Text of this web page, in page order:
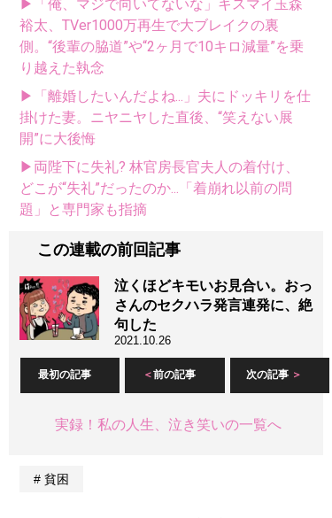
▶「俺、マジで向いてないな」キスマイ玉森
裕太、TVer1000万再生で大ブレイクの裏
側。“後輩の脇道”や“2ヶ月で10キロ減量”を乗
り越えた執念
▶「離婚したいんだよね...」夫にドッキリを仕
掛けた妻。ニヤニヤした直後、“笑えない展
開”に大後悔
▶両陛下に失礼? 林官房長官夫人の着付け、
どこが“失礼”だったのか...「着崩れ以前の問
題」と専門家も指摘
この連載の前回記事
泣くほどキモいお見合い。おっ
さんのセクハラ発言連発に、絶
句した
2021.10.26
最初の記事 前の記事 次の記事
実録！私の人生、泣き笑いの一覧へ
貧困